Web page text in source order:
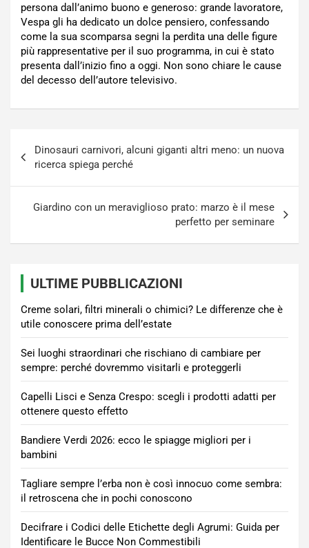
persona dall’animo buono e generoso: grande lavoratore,
Vespa gli ha dedicato un dolce pensiero, confessando
come la sua scomparsa segni la perdita una delle figure
più rappresentative per il suo programma, in cui è stato
presenta dall’inizio fino a oggi. Non sono chiare le cause
del decesso dell’autore televisivo.
articoli
Dinosauri carnivori, alcuni giganti altri meno: un nuova
ricerca spiega perché
Giardino con un meraviglioso prato: marzo è il mese
perfetto per seminare
ULTIME PUBBLICAZIONI
Creme solari, filtri minerali o chimici? Le differenze che è
utile conoscere prima dell’estate
Sei luoghi straordinari che rischiano di cambiare per
sempre: perché dovremmo visitarli e proteggerli
Capelli Lisci e Senza Crespo: scegli i prodotti adatti per
ottenere questo effetto
Bandiere Verdi 2026: ecco le spiagge migliori per i
bambini
Tagliare sempre l’erba non è così innocuo come sembra:
il retroscena che in pochi conoscono
Decifrare i Codici delle Etichette degli Agrumi: Guida per
Identificare le Bucce Non Commestibili